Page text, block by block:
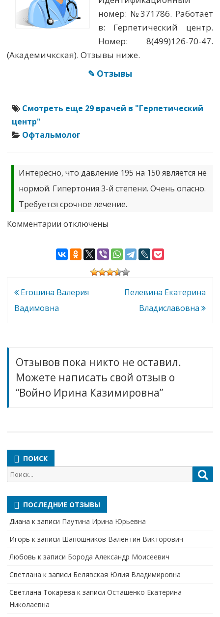
номер: №371786. Работает
в: Герпетический центр.
Номер: 8(499)126-70-47.
(Академичкская). Отзывы ниже.
✎ Отзывы
Смотреть еще 29 врачей в "Герпетический
центр"
Офтальмолог
Интересно, что давление 195 на 150 является не
нормой. Гипертония 3-й степени. Очень опасно.
Требуется срочное лечение.
Комментарии к
Ирина
Казимировна
отключены
Навигация
по
Егошина Валерия
Вадимовна
Пелевина Екатерина
Владиславовна
Отзывов пока никто не оставил.
Можете написать свой отзыв о
“Войно Ирина Казимировна”
ПОИСК
Поиск
для:
ПОСЛЕДНИЕ ОТЗЫВЫ
Диана к записи Паутина Ирина Юрьевна
Игорь к записи Шапошников Валентин Викторович
Любовь к записи Борода Александр Моисеевич
Светлана к записи Белявская Юлия Владимировна
Cветлана Токарева к записи Осташенко Екатерина
Николаевна